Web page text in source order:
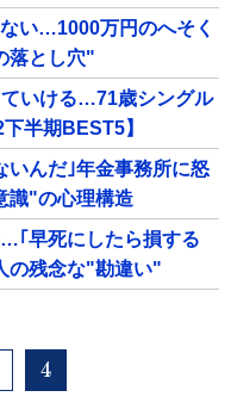
い…1000万円のへそく
落とし穴"
いける…71歳シングル
半期BEST5】
いんだ｣年金事務所に怒
識"の心理構造
｢早死にしたら損する
の残念な"勘違い"
4